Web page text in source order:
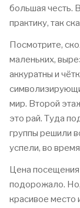
большая честь.
практику, так
Посмотрите,
маленьких,
аккуратны и
мир. Второй
это рай. Туда
группы решили
успели, во
Цена
подорожало. Но,
красивое место